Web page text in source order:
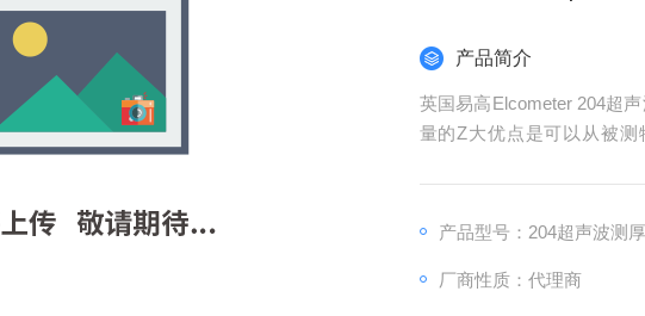
产品简介
英国易高Elcometer 204超
量的Z大优点是可以从被测
产品型号：204超声波测
厂商性质：代理商